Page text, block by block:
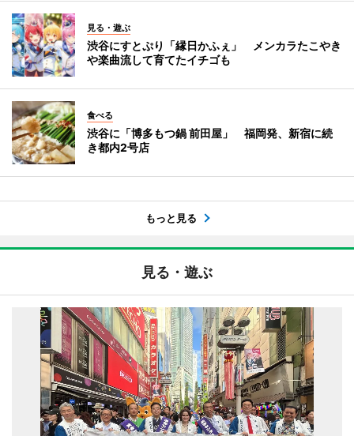
見る・遊ぶ
渋谷にすとぷり「縁日かふぇ」 メンカラたこやき
や楽曲流して育てたイチゴも
食べる
渋谷に「博多もつ鍋 前田屋」 福岡発、新宿に続
き都内2号店
もっと見る
見る・遊ぶ